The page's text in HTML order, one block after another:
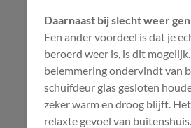
Daarnaast bij slecht weer
Een ander voordeel is dat je
beroerd weer is, is dit
belemmering ondervindt van
schuifdeur glas gesloten
zeker warm en droog blijft.
relaxte gevoel van